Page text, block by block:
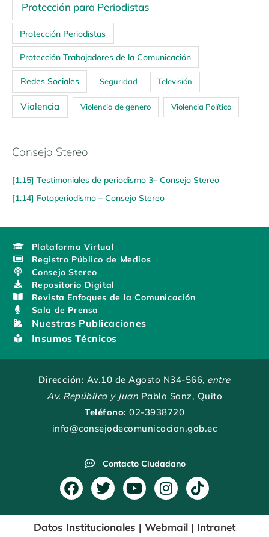
Protección para Periodistas
Protección Periodistas
Protección Trabajadores de la Comunicación
Redes Sociales Seguridad Televisión
Violencia Violencia de género Violencia Política
Consejo Stereo
[1.15] Testimoniales de periodismo 3– Consejo Stereo
[1.14] Fotoperiodismo – Consejo Stereo
Plataforma Virtual
Registro Público de Medios
Consejo Stereo
Repositorio Digital
Revista Enfoques de la Comunicación
Sala de Prensa
Nuestras Publicaciones
Insumos Técnicos
Dirección: Av.10 de Agosto N34-566, entre
Av. República y Juan Pablo Sanz, Quito
Teléfono: 02-3938720
info@consejodecomunicacion.gob.ec
Contacto Ciudadano
F
a
c
e
T
w
i
t
Y
o
u
t
I
n
s
t
T
i
k
t
Datos Institucionales | Webmail | Intranet